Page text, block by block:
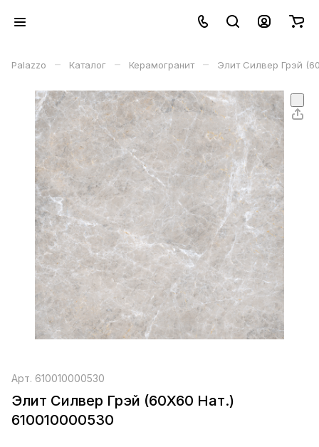
Palazzo – Каталог – Керамогранит – Элит Силвер Грэй
Арт. 610010000530
Элит Силвер Грэй (60X60 Нат.)
610010000530